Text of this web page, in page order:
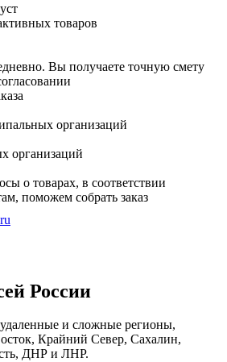
товаров
Вы получаете точную смету
организаций
организаций
о товарах, в соответствии
поможем собрать заказ
России
и сложные регионы,
Крайний Север, Сахалин,
ДНР и ЛНР.